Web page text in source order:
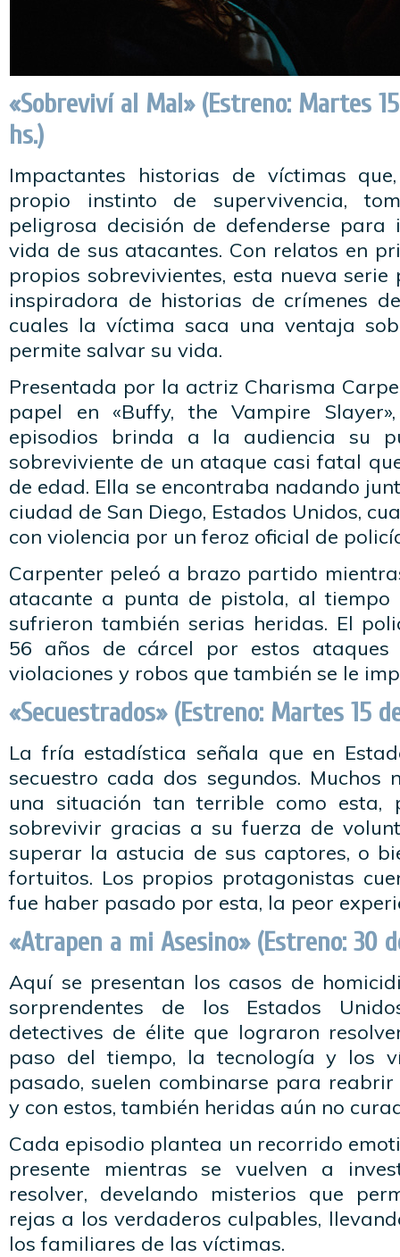
«Sobreviví al Mal» (Estreno: Martes
hs.)
Impactantes historias de víctimas
propio instinto de supervivencia,
peligrosa decisión de defenderse para
vida de sus atacantes. Con relatos en
propios sobrevivientes, esta nueva
inspiradora de historias de crímenes
cuales la víctima saca una ventaja
permite salvar su vida.
Presentada por la actriz Charisma
papel en «Buffy, the Vampire
episodios brinda a la audiencia su
sobreviviente de un ataque casi fatal
de edad. Ella se encontraba nadando
ciudad de San Diego, Estados Unidos,
con violencia por un feroz oficial de
Carpenter peleó a brazo partido
atacante a punta de pistola, al tiempo
sufrieron también serias heridas. El
56 años de cárcel por estos
violaciones y robos que también se le
«Secuestrados» (Estreno: Martes 15
La fría estadística señala que en
secuestro cada dos segundos. Muchos
una situación tan terrible como esta,
sobrevivir gracias a su fuerza de
superar la astucia de sus captores, o
fortuitos. Los propios protagonistas
fue haber pasado por esta, la peor
«Atrapen a mi Asesino» (Estreno: 30
Aquí se presentan los casos de
sorprendentes de los Estados
detectives de élite que lograron
paso del tiempo, la tecnología y los
pasado, suelen combinarse para
y con estos, también heridas aún no
Cada episodio plantea un recorrido
presente mientras se vuelven a
resolver, develando misterios que
rejas a los verdaderos culpables,
los familiares de las víctimas.